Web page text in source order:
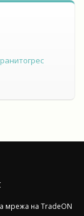
мрежа на TradeON